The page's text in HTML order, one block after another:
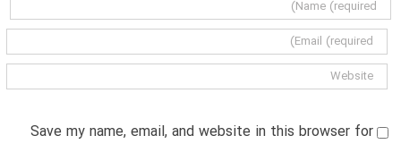
Save my name, email, and website in this browser for